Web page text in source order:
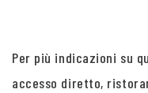
Per più indicazioni su
accesso diretto,